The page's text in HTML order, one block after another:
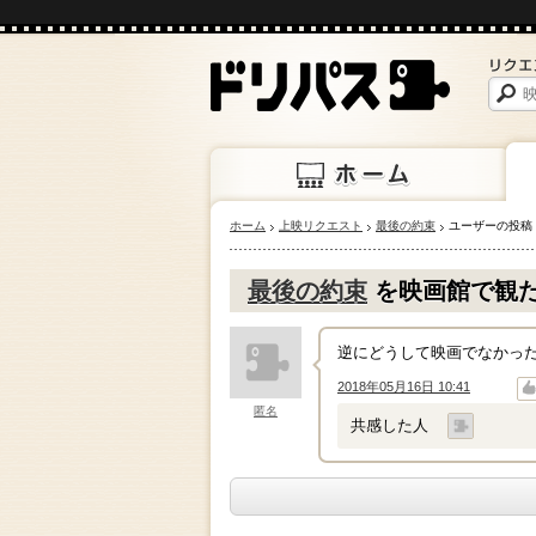
ホーム 上映
ホーム 上映リクエスト 最後の約束 ユーザーの投稿
最後の約束 を映画館で観
匿名
逆にどうして映画でなかっ
2018年05月16日 10:41
↑ ↓
共感した人